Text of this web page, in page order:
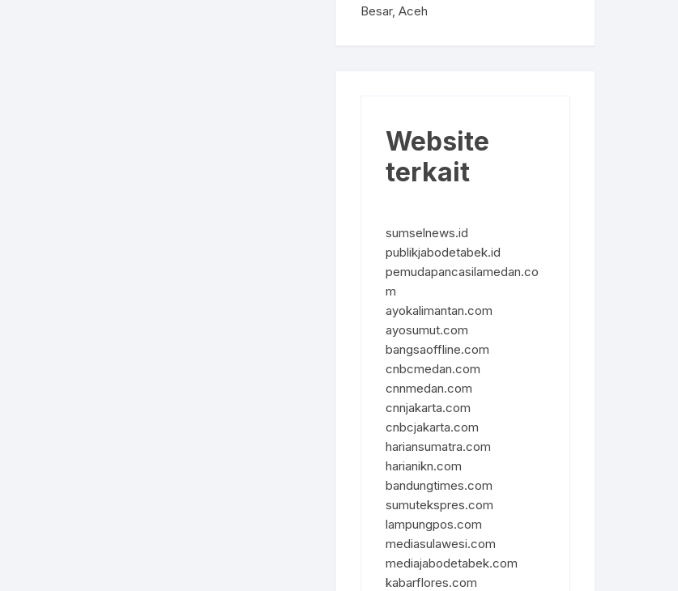
Besar, Aceh
Website
terkait
sumselnews.id
publikjabodetabek.id
pemudapancasilamedan.co
m
ayokalimantan.com
ayosumut.com
bangsaoffline.com
cnbcmedan.com
cnnmedan.com
cnnjakarta.com
cnbcjakarta.com
hariansumatra.com
harianikn.com
bandungtimes.com
sumutekspres.com
lampungpos.com
mediasulawesi.com
mediajabodetabek.com
kabarflores.com